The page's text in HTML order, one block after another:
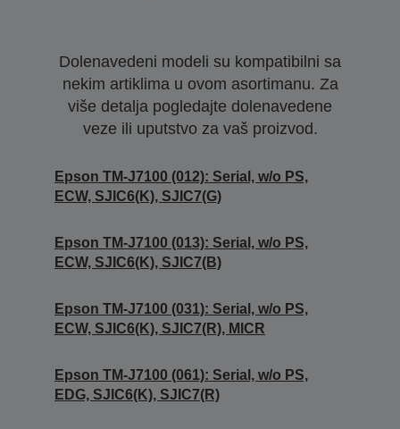
Dolenavedeni modeli su kompatibilni sa
nekim artiklima u ovom asortimanu. Za
više detalja pogledajte dolenavedene
veze ili uputstvo za vaš proizvod.
Epson TM-J7100 (012): Serial, w/o PS,
ECW, SJIC6(K), SJIC7(G)
Epson TM-J7100 (013): Serial, w/o PS,
ECW, SJIC6(K), SJIC7(B)
Epson TM-J7100 (031): Serial, w/o PS,
ECW, SJIC6(K), SJIC7(R), MICR
Epson TM-J7100 (061): Serial, w/o PS,
EDG, SJIC6(K), SJIC7(R)